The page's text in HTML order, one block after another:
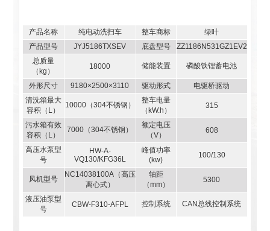
产品名称 纯电动洗扫车 整车商标
绿叶
产品型号
JYJ5186TXSEV 底盘型号
ZZ1186N531GZ1EV2
总质量
（kg）
18000 储能装置 磷酸铁锂蓄电池
外形尺寸 9180×2500×3110 驱动形式
电驱桥驱动
清洗箱最大
容积（L）
10000（304不锈钢）
整车电量
（kW.h）
315
污水箱有效
容积（L）
7000（304不锈钢）
额定电压
（V）
608
高压水泵型
号
HW-A-
VQ130/KFG36L
峰值功率
(kw)
100/130
风机型号
NC14038100A（高压
离心式）
轴距
（mm）
5300
液压油泵型
号
CBW-F310-AFPL 控制系统 CAN总线控制系统